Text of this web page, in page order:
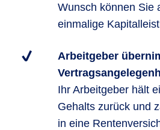
Wunsch können Sie
einmalige
Arbeitgeber
Ihr Arbeitgeber hält
Gehalts zurück und
in eine